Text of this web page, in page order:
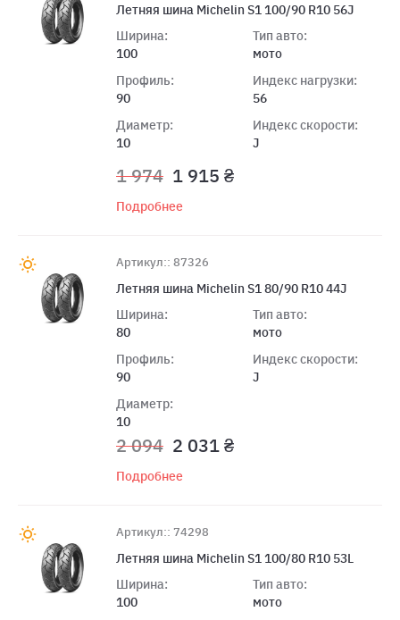
Летняя шина Michelin S1 100/90 R10 56J
Ширина:
100
Профиль:
90
Диаметр:
10
Тип авто:
мото
Индекс нагрузки:
56
Индекс скорости:
J
1 974 1 915 ₴
Подробнее
Артикул:: 87326
Летняя шина Michelin S1 80/90 R10 44J
Ширина:
80
Профиль:
90
Диаметр:
10
Тип авто:
мото
Индекс скорости:
J
2 094 2 031 ₴
Подробнее
Артикул:: 74298
Летняя шина Michelin S1 100/80 R10 53L
Ширина:
100
Тип авто:
мото